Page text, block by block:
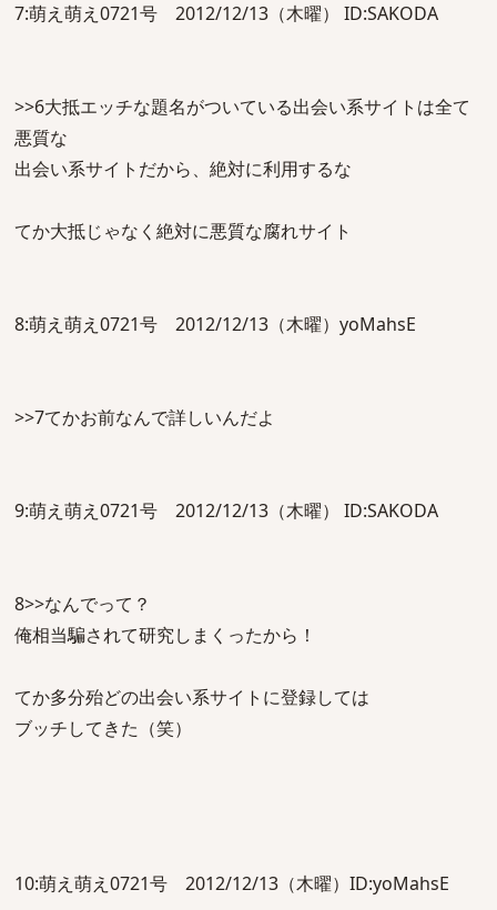
7:萌え萌え0721号 2012/12/13（木曜） ID:SAKODA
>>6大抵エッチな題名がついている出会い系サイトは全て
悪質な
出会い系サイトだから、絶対に利用するな
てか大抵じゃなく絶対に悪質な腐れサイト
8:萌え萌え0721号 2012/12/13（木曜）yoMahsE
>>7てかお前なんで詳しいんだよ
9:萌え萌え0721号 2012/12/13（木曜） ID:SAKODA
8>>なんでって？
俺相当騙されて研究しまくったから！
てか多分殆どの出会い系サイトに登録しては
ブッチしてきた（笑）
10:萌え萌え0721号 2012/12/13（木曜）ID:yoMahsE